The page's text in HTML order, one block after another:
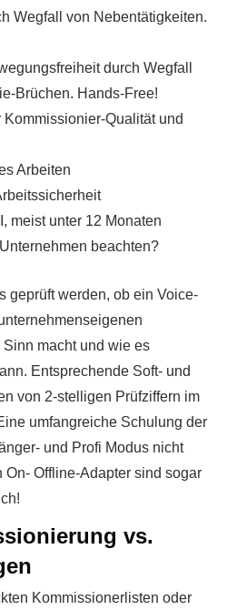
Wegfall von Nebentätigkeiten.
durch Wegfall
Brüchen. Hands-Free!
Kommissionier-Qualität und
Arbeiten
meist unter 12 Monaten
beachten?
geprüft werden, ob ein Voice-
macht und wie es
Entsprechende Soft- und
von 2-stelligen Prüfziffern im
umfangreiche Schulung der
und Profi Modus nicht
Offline-Adapter sind sogar
vs.
Kommissionerlisten oder